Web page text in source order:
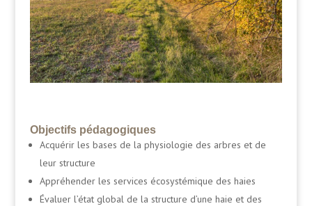
Objectifs pédagogiques
Acquérir les bases de la physiologie des arbres et de
leur structure
Appréhender les services écosystémique des haies
Évaluer l’état global de la structure d’une haie et des